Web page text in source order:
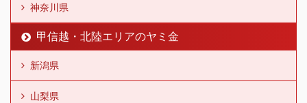
神奈川県
甲信越・北陸エリアのヤミ金
新潟県
山梨県